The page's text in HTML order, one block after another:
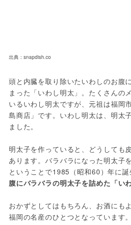
出典：snapdish.co
頭と内臓を取り除いたいわしのお腹
まった「いわし明太」。たくさんの
いるいわし明太ですが、元祖は福岡
島商店」です。いわし明太は、明太
ました。
明太子を作っていると、どうしても
あります。バラバラになった明太子
ということで1985（昭和60）年に誕
腹にバラバラの明太子を詰めた「い
おかずとしてはもちろん、お酒にも
福岡の名産のひとつとなっています。